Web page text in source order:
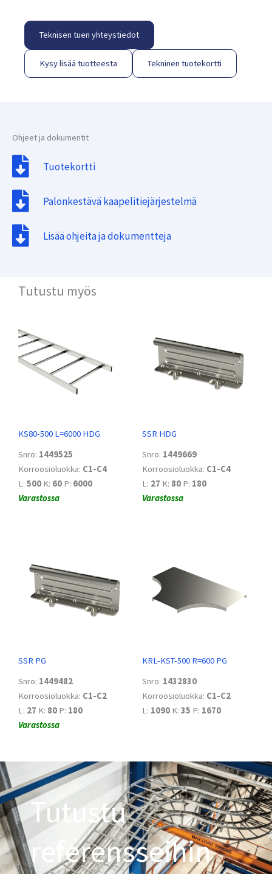
Teknisen tuen yhteystiedot
Kysy lisää tuotteesta Tekninen tuotekortti
Ohjeet ja dokumentit
Tuotekortti
Palonkestävä kaapelitiejärjestelmä
Lisää ohjeita ja dokumentteja
Tutustu myös
KS80-500 L=6000 HDG
Snro: 1449525
Korroosioluokka: C1-C4
L: 500 K: 60 P: 6000
Varastossa
SSR HDG
Snro: 1449669
Korroosioluokka: C1-C4
L: 27 K: 80 P: 180
Varastossa
SSR PG
Snro: 1449482
Korroosioluokka: C1-C2
L: 27 K: 80 P: 180
Varastossa
KRL-KST-500 R=600 PG
Snro: 1432830
Korroosioluokka: C1-C2
L: 1090 K: 35 P: 1670
Tutustu
referensseihin